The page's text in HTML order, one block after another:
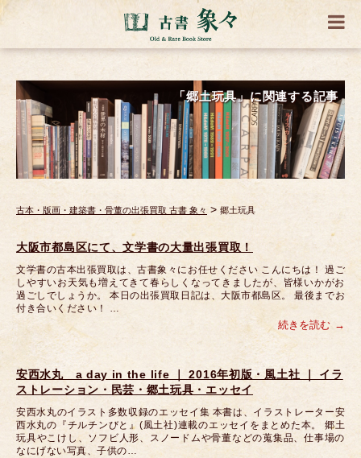
「郷土玩具」に関連する記事
古本・版画・建築書・骨董の出張買取 古書 象々 > 郷土玩具
大阪市都島区にて、文学書の大量出張買取！
文学書の古本出張買取は、古書象々にお任せください こんにちは！ 過ご
しやすいお天気も増えてきて春らしくなってきましたが、皆様いかがお
過ごしでしょうか。 本日の出張買取日記は、大阪市都島区。 最後までお
付き合いください！ …
続きを読む
安西水丸 a day in the life ｜ 2016年初版・風土社 ｜ イラ
ストレーション・民芸・郷土玩具・エッセイ
安西水丸のイラスト多数収録のエッセイ集 本書は、イラストレーター安
西水丸の『チルチンびと』(風土社)連載のエッセイをまとめた本。 郷土
玩具やこけし、ソフビ人形、スノードムや骨董などの蒐集品、仕事場の
なにげない写真、子供の…